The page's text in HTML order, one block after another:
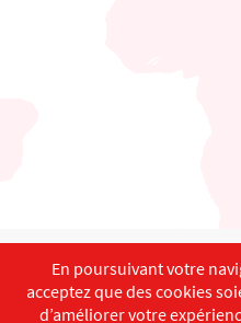
English
Copyright ©ISEC-AdW
En poursuivant votre
acceptez que des cookies
d’améliorer votre